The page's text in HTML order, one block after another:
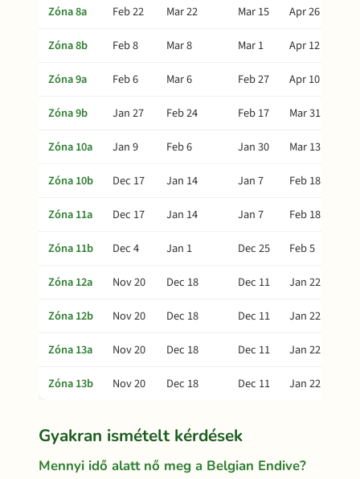
Zóna 8a Feb 22 Mar 22 Mar 15
Apr 26
Zóna 8b
Feb 8 Mar 8 Mar 1
Apr 12
Zóna 9a
Feb 6 Mar 6 Feb 27
Apr 10
Zóna 9b
Jan 27 Feb 24 Feb 17
Mar 31
Zóna 10a
Jan 9 Feb 6 Jan 30
Mar 13
Zóna 10b
Dec 17 Jan 14 Jan 7
Feb 18
Zóna 11a
Dec 17 Jan 14 Jan 7
Feb 18
Zóna 11b
Dec 4 Jan 1 Dec 25
Feb 5
Zóna 12a
Nov 20 Dec 18 Dec 11
Jan 22
Zóna 12b
Nov 20 Dec 18 Dec 11
Jan 22
Zóna 13a
Nov 20 Dec 18 Dec 11
Jan 22
Zóna 13b
Nov 20 Dec 18 Dec 11 Jan 22
Gyakran ismételt kérdések
Mennyi idő alatt nő meg a Belgian Endive?